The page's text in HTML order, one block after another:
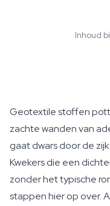
Inhoud
Geotextile stoffen
zachte wanden van
gaat dwars door de
Kwekers die een
zonder het typische
stappen hier op over.